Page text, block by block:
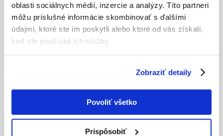
oblasti sociálnych médií, inzercie a analýzy. Títo partneri
môžu príslušné informácie skombinovať s ďalšími
údajmi, ktoré ste im poskytli alebo ktoré od vás získali,
keď ste používali ich služby.
Zobraziť detaily
Povoliť všetko
Prispôsobiť